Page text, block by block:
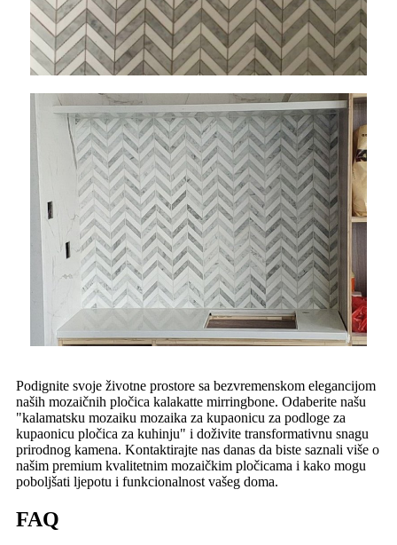
Podignite svoje životne prostore sa bezvremenskom elegancijom
naših mozaičnih pločica kalakatte mirringbone. Odaberite našu
"kalamatsku mozaiku mozaika za kupaonicu za podloge za
kupaonicu pločica za kuhinju" i doživite transformativnu snagu
prirodnog kamena. Kontaktirajte nas danas da biste saznali više o
našim premium kvalitetnim mozaičkim pločicama i kako mogu
poboljšati ljepotu i funkcionalnost vašeg doma.
FAQ